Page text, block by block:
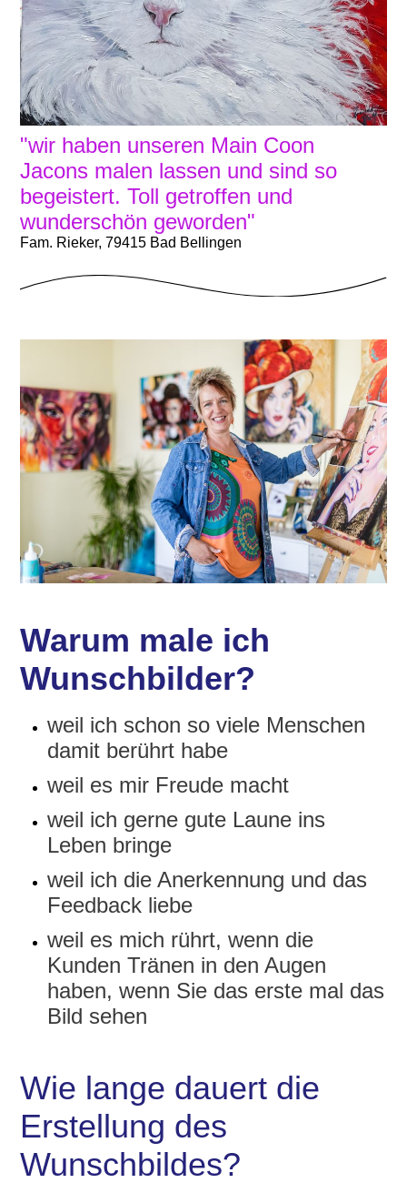
"wir haben unseren Main Coon
Jacons malen lassen und sind so
begeistert. Toll getroffen und
wunderschön geworden"
Fam. Rieker, 79415 Bad Bellingen
Warum male ich
Wunschbilder?
weil ich schon so viele Menschen
damit berührt habe
weil es mir Freude macht
weil ich gerne gute Laune ins
Leben bringe
weil ich die Anerkennung und das
Feedback liebe
weil es mich rührt, wenn die
Kunden Tränen in den Augen
haben, wenn Sie das erste mal das
Bild sehen
Wie lange dauert die
Erstellung des
Wunschbildes?